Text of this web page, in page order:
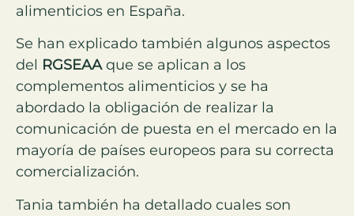
alimenticios en España.
Se han explicado también algunos aspectos
del RGSEAAque se aplican a los
complementos alimenticios y se ha
abordado la obligación de realizar la
comunicación de puesta en el mercado en la
mayoría de países europeos para su correcta
comercialización.
Tania también ha detallado cuales son